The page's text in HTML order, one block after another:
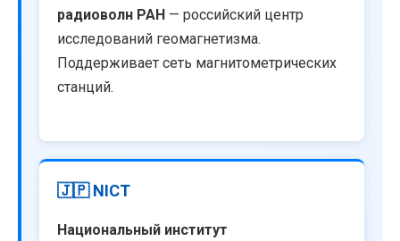
радиоволн РАН — российский центр
исследований геомагнетизма.
Поддерживает сеть магнитометрических
станций.
🇯🇵 NICT
Национальный институт